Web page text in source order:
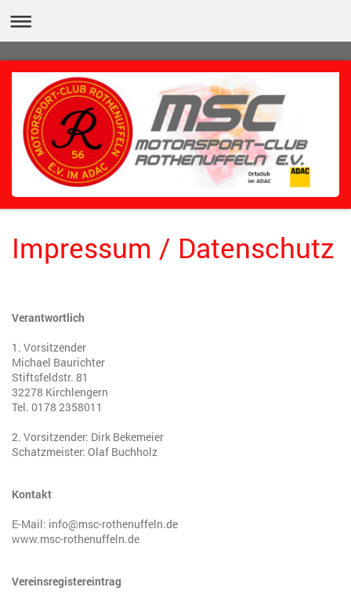
Impressum / Datenschutz
Verantwortlich
1. Vorsitzender
Michael Baurichter
Stiftsfeldstr. 81
32278 Kirchlengern
Tel. 0178 2358011
2. Vorsitzender: Dirk Bekemeier
Schatzmeister: Olaf Buchholz
Kontakt
E-Mail: info@msc-rothenuffeln.de
www.msc-rothenuffeln.de
Vereinsregistereintrag